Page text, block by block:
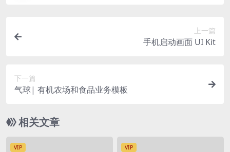
上一篇
手机启动画面 UI Kit
下一篇
气球| 有机农场和食品业务模板
相关文章
VIP VIP